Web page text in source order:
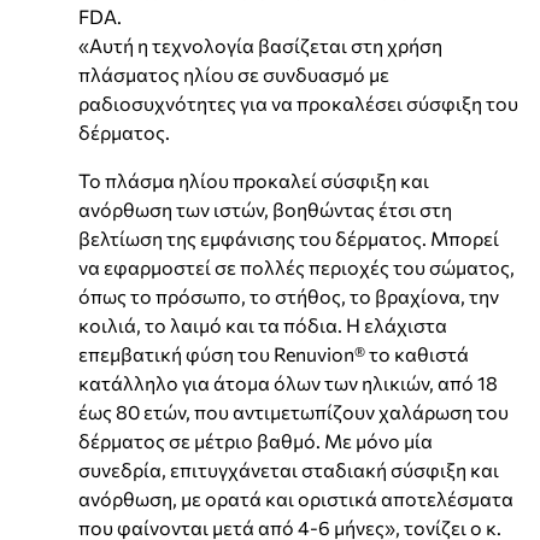
FDA.
«Αυτή η τεχνολογία βασίζεται στη χρήση
πλάσματος ηλίου σε συνδυασμό με
ραδιοσυχνότητες για να προκαλέσει σύσφιξη του
δέρματος.
Το πλάσμα ηλίου προκαλεί σύσφιξη και
ανόρθωση των ιστών, βοηθώντας έτσι στη
βελτίωση της εμφάνισης του δέρματος. Μπορεί
να εφαρμοστεί σε πολλές περιοχές του σώματος,
όπως το πρόσωπο, το στήθος, το βραχίονα, την
κοιλιά, το λαιμό και τα πόδια. Η ελάχιστα
επεμβατική φύση του Renuvion® το καθιστά
κατάλληλο για άτομα όλων των ηλικιών, από 18
έως 80 ετών, που αντιμετωπίζουν χαλάρωση του
δέρματος σε μέτριο βαθμό. Με μόνο μία
συνεδρία, επιτυγχάνεται σταδιακή σύσφιξη και
ανόρθωση, με ορατά και οριστικά αποτελέσματα
που φαίνονται μετά από 4-6 μήνες», τονίζει ο κ.